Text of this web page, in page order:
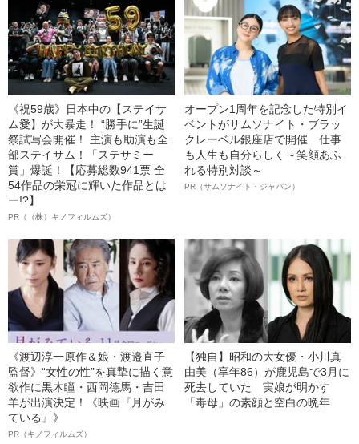
《祝59歳》日本中の【ステイサ
ム愛】が大暴走！ “勝手に”生誕
祭試写会開催！ 主演も助演も全
部ステイサム！「ステサミー
賞」爆誕！【応募総数941票 全
54作品の栄冠に輝いた作品とは
ー!?】
PR（（株）キノフィルムズ）
オープン1周年を記念した特別イ
ベントがサムソナイト・ブラッ
クレーベル銀座店で開催 仕事
も人生も自分らしく～笑顔あふ
れる特別対談～
PR（サムソナイト・ジャパン）
《渡辺淳一原作＆娘・渡邉直子
監督》“女性の性”を真摯に描く意
欲作に黒木瞳・西岡德馬・吉田
羊が出演決定！《映画『月がみ
ている』》
PR（キノフィルムズ）
【独自】昭和の大女優・小川真
由美（享年86）が鹿児島で3月に
死去していた 実娘が明かす
「毒母」の素顔と空白の晩年